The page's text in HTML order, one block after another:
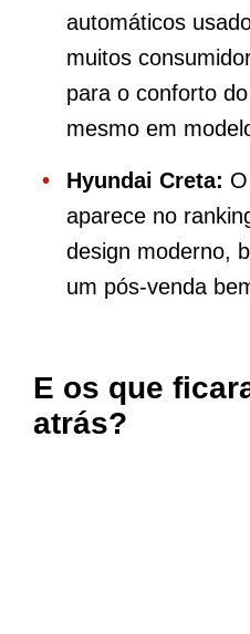
automáticos
muitos
para o conforto
mesmo em
Hyundai Creta:
aparece no
design moderno,
um pós-venda
E os que
atrás?